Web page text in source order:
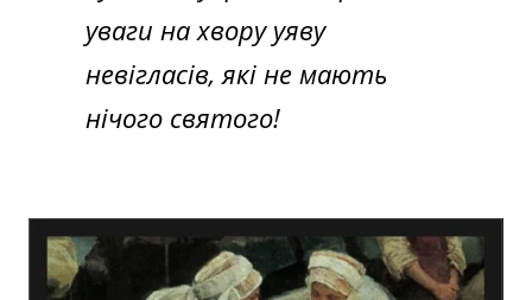
уваги на хвору уяву
невігласів, які не мають
нічого святого!